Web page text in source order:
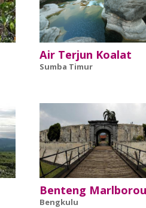
Air Terjun Koalat
Sumba Timur
Benteng
Bengkulu